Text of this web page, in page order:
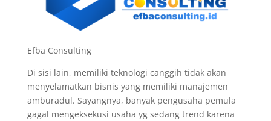
Efba Consulting
Di sisi lain, memiliki teknologi canggih tidak akan
menyelamatkan bisnis yang memiliki manajemen
amburadul. Sayangnya, banyak pengusaha pemula
gagal mengeksekusi usaha yg sedang trend karena